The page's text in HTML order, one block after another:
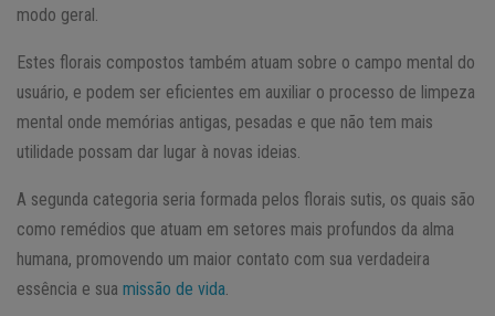
modo geral.
Estes florais compostos também atuam sobre o campo mental do
usuário, e podem ser eficientes em auxiliar o processo de limpeza
mental onde memórias antigas, pesadas e que não tem mais
utilidade possam dar lugar à novas ideias.
A segunda categoria seria formada pelos florais sutis, os quais são
como remédios que atuam em setores mais profundos da alma
humana, promovendo um maior contato com sua verdadeira
essência e sua missão de vida